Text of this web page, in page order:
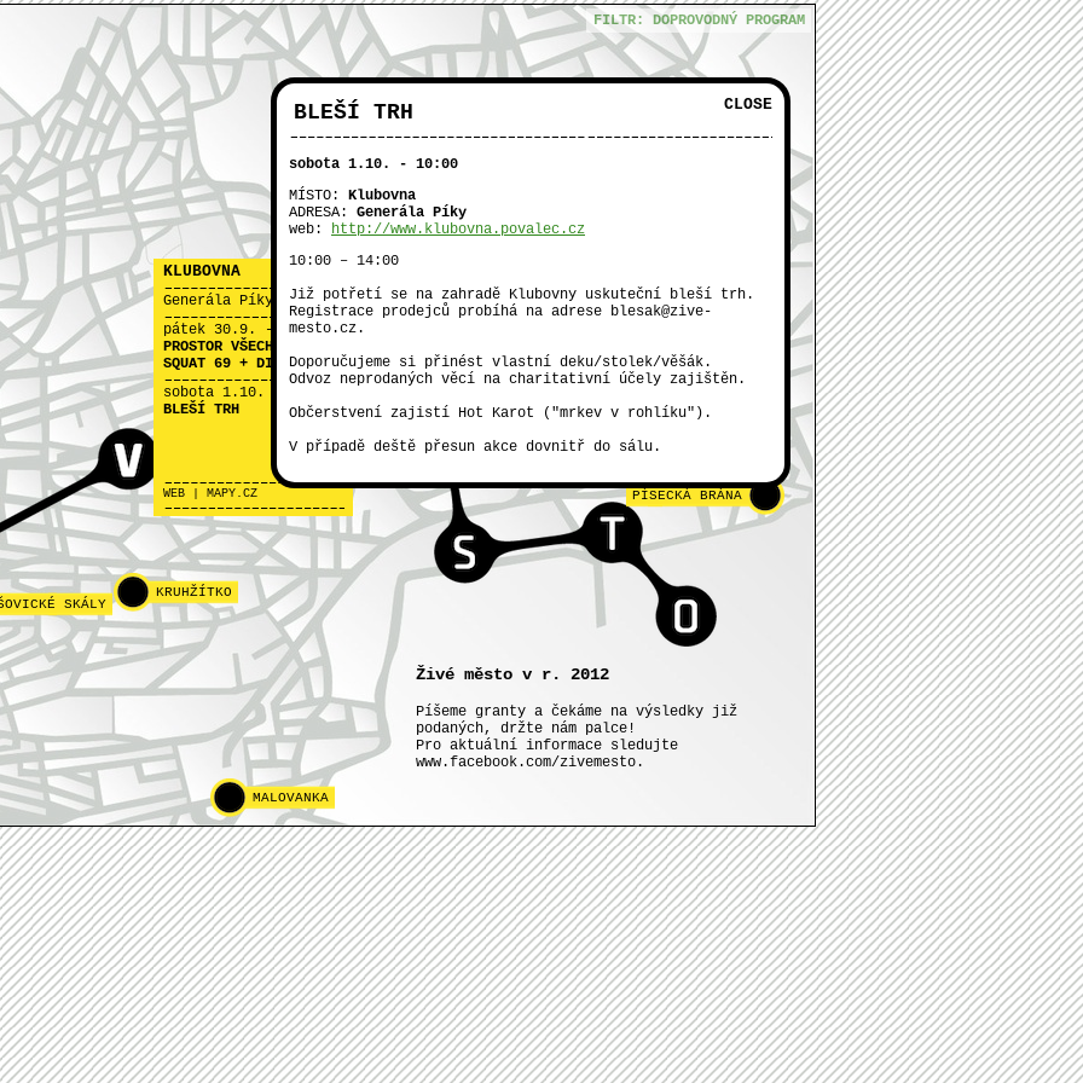
Živé město v r. 2012
Píšeme granty a čekáme na výsledky již
podaných, držte nám palce!
Pro aktuální informace sledujte
www.facebook.com/zivemesto.
FILTR: DOPROVODNÝ PROGRAM
PÍSECKÁ BRÁNA
KRUHŽÍTKO
NTK
SKÁLY
MALOVANKA
KOŤÁTKO
KLUBOVNA
Generála Píky
pátek 30.9. - 19:00
PROSTOR VŠECH (FILM:
SQUAT 69 + DISKUSE)
sobota 1.10. - 10:00
BLEŠÍ TRH
WEB MAPY.CZ
CLOSE
BLEŠÍ TRH
sobota 1.10. - 10:00
MÍSTO: Klubovna
ADRESA: Generála Píky
web: http://www.klubovna.povalec.cz
10:00 – 14:00
Již potřetí se na zahradě Klubovny uskuteční bleší trh.
Registrace prodejců probíhá na adrese blesak@zive-
mesto.cz.
Doporučujeme si přinést vlastní deku/stolek/věšák.
Odvoz neprodaných věcí na charitativní účely zajištěn.
Občerstvení zajistí Hot Karot ("mrkev v rohlíku").
V případě deště přesun akce dovnitř do sálu.